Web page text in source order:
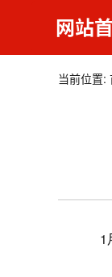
网站
当前位置:
1月